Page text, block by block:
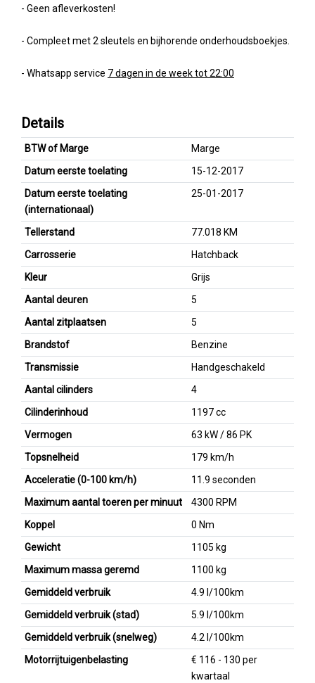
- Geen afleverkosten!
- Compleet met 2 sleutels en bijhorende onderhoudsboekjes.
- Whatsapp service 7 dagen in de week tot 22:00
Details
BTW of Marge
Marge
Datum eerste toelating
15-12-2017
Datum eerste toelating
(internationaal)
25-01-2017
Tellerstand
77.018 KM
Carrosserie
Hatchback
Kleur
Grijs
Aantal deuren
5
Aantal zitplaatsen
5
Brandstof
Benzine
Transmissie
Handgeschakeld
Aantal cilinders
4
Cilinderinhoud
1197 cc
Vermogen
63 kW / 86 PK
Topsnelheid
179 km/h
Acceleratie (0-100 km/h)
11.9 seconden
Maximum aantal toeren per minuut
4300 RPM
Koppel
0 Nm
Gewicht
1105 kg
Maximum massa geremd
1100 kg
Gemiddeld verbruik
4.9 l/100km
Gemiddeld verbruik (stad)
5.9 l/100km
Gemiddeld verbruik (snelweg)
4.2 l/100km
Motorrijtuigenbelasting
€ 116 - 130 per
kwartaal